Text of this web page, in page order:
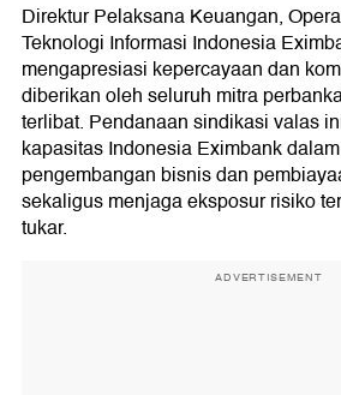
Direktur Pelaksana Keuangan,
Teknologi Informasi Indonesia
mengapresiasi kepercayaan dan
diberikan oleh seluruh mitra
terlibat. Pendanaan sindikasi valas
kapasitas Indonesia Eximbank
pengembangan bisnis dan
sekaligus menjaga eksposur risiko
tukar.
ADVERTISEMENT